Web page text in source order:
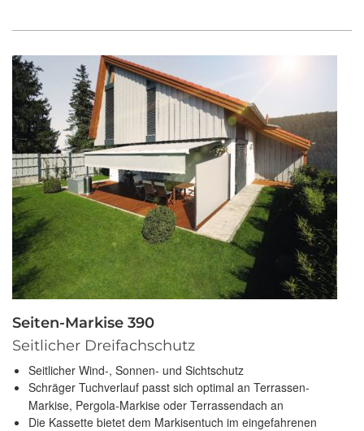
Seiten-Markise 390
Seitlicher Dreifachschutz
Seitlicher Wind-, Sonnen- und Sichtschutz
Schräger Tuchverlauf passt sich optimal an Terrassen-
Markise, Pergola-Markise oder Terrassendach an
Die Kassette bietet dem Markisentuch im eingefahrenen